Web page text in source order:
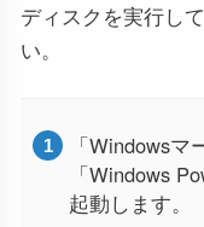
ディスクを実行し
い。
「Windows
「Windows
起動します。